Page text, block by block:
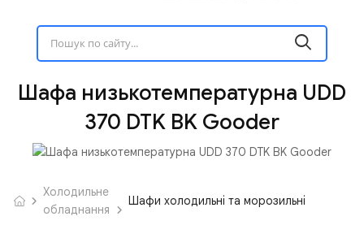
Шафа низькотемпературна UDD
370 DTK BK Gooder
Холодильне
обладнання
Шафи холодильні та морозильні